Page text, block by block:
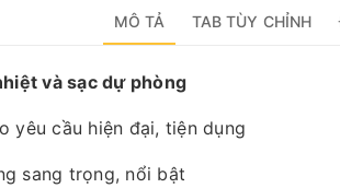
MÔ TẢ TAB TÙY CHỈNH
và sạc dự phòng
yêu cầu hiện đại, tiện dụng
sang trọng, nổi bật